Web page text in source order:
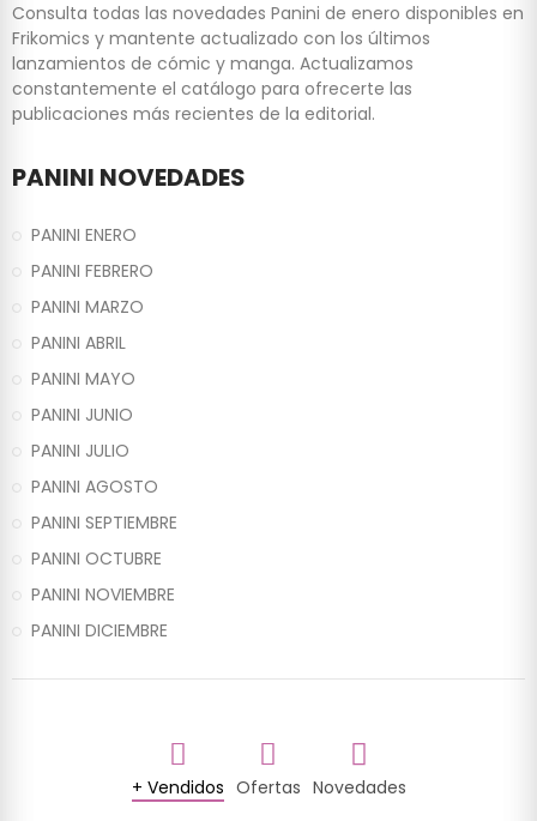
Consulta todas las novedades Panini de enero disponibles en
Frikomics y mantente actualizado con los últimos
lanzamientos de cómic y manga. Actualizamos
constantemente el catálogo para ofrecerte las
publicaciones más recientes de la editorial.
PANINI NOVEDADES
PANINI ENERO
PANINI FEBRERO
PANINI MARZO
PANINI ABRIL
PANINI MAYO
PANINI JUNIO
PANINI JULIO
PANINI AGOSTO
PANINI SEPTIEMBRE
PANINI OCTUBRE
PANINI NOVIEMBRE
PANINI DICIEMBRE
+ Vendidos Ofertas Novedades